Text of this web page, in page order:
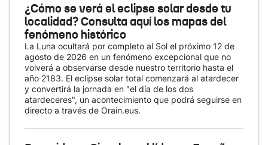
¿Cómo se verá el eclipse solar desde tu
localidad? Consulta aquí los mapas del
fenómeno histórico
La Luna ocultará por completo al Sol el próximo 12 de
agosto de 2026 en un fenómeno excepcional que no
volverá a observarse desde nuestro territorio hasta el
año 2183. El eclipse solar total comenzará al atardecer
y convertirá la jornada en "el día de los dos
atardeceres", un acontecimiento que podrá seguirse en
directo a través de Orain.eus.